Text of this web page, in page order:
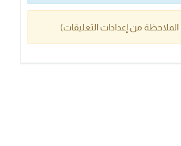
من إعدادات التعليقات)